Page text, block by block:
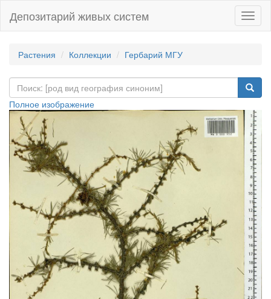
Депозитарий живых систем
Растения Коллекции Гербарий МГУ
Полное изображение